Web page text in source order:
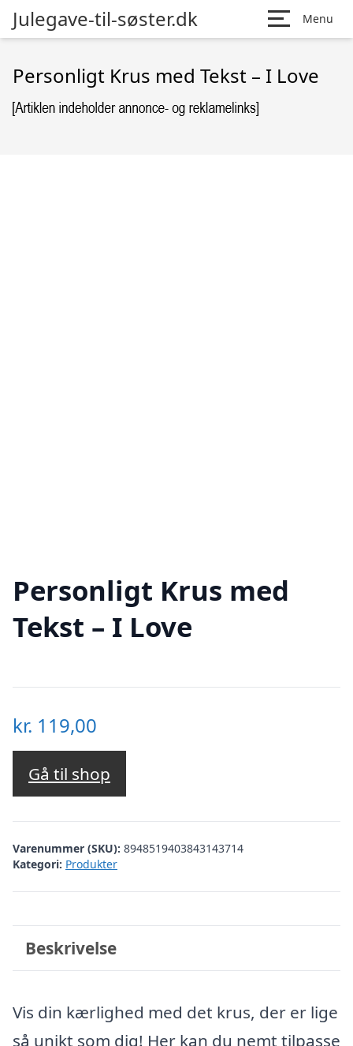
Julegave-til-søster.dk Menu
Personligt Krus med Tekst – I Love
Personligt Krus med
Tekst – I Love
kr. 119,00
Gå til shop
Varenummer (SKU): 8948519403843143714
Kategori: Produkter
Beskrivelse
Vis din kærlighed med det krus, der er lige
så unikt som dig! Her kan du nemt tilpasse